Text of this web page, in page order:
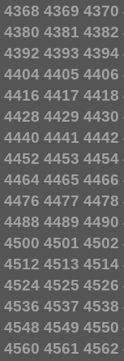
4368 4369 4370
4380 4381 4382
4392 4393 4394
4404 4405 4406
4416 4417 4418
4428 4429 4430
4440 4441 4442
4452 4453 4454
4464 4465 4466
4476 4477 4478
4488 4489 4490
4500 4501 4502
4512 4513 4514
4524 4525 4526
4536 4537 4538
4548 4549 4550
4560 4561 4562